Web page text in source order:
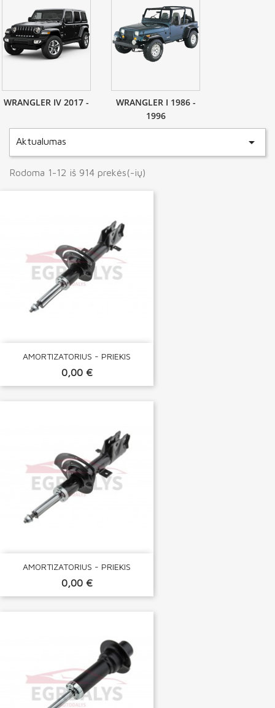
WRANGLER IV 2017 -
WRANGLER I 1986 -
1996
Aktualumas 
Rodoma 1-12 iš 914 prekės(-ių)
AMORTIZATORIUS - PRIEKIS
0,00 €
AMORTIZATORIUS - PRIEKIS
0,00 €